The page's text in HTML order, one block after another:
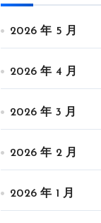
2026 年 5 月
2026 年 4 月
2026 年 3 月
2026 年 2 月
2026 年 1 月